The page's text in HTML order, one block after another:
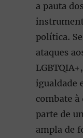
a pauta
política.
ataques
igualdade
combate
parte de
ampla de